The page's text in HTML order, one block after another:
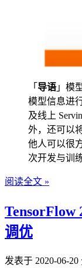
「 导语 」模
模型信息进
及线上
外，还可以
他人可以很
次开发与训练
阅读全文 »
TensorFlow
调优
发表于 2020-06-20